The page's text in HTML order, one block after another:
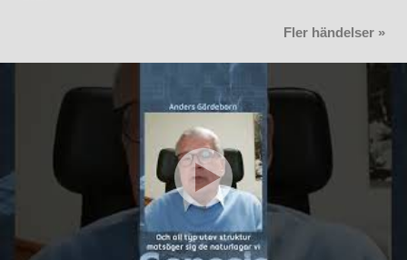
Fler händelser »